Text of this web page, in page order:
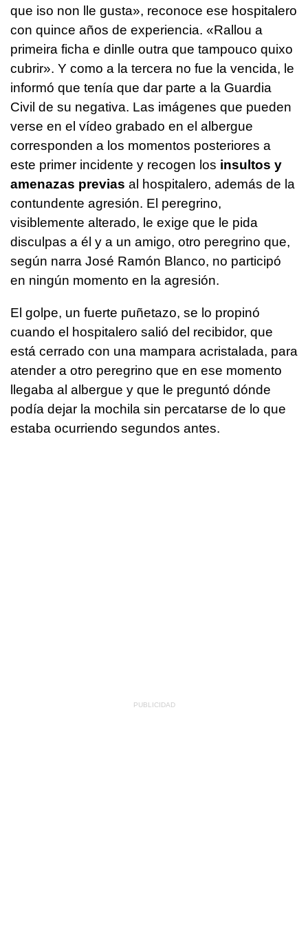
que iso non lle gusta», reconoce ese hospitalero
con quince años de experiencia. «Rallou a
primeira ficha e dinlle outra que tampouco quixo
cubrir». Y como a la tercera no fue la vencida, le
informó que tenía que dar parte a la Guardia
Civil de su negativa. Las imágenes que pueden
verse en el vídeo grabado en el albergue
corresponden a los momentos posteriores a
este primer incidente y recogen los insultos y
amenazas previas al hospitalero, además de la
contundente agresión. El peregrino,
visiblemente alterado, le exige que le pida
disculpas a él y a un amigo, otro peregrino que,
según narra José Ramón Blanco, no participó
en ningún momento en la agresión.
El golpe, un fuerte puñetazo, se lo propinó
cuando el hospitalero salió del recibidor, que
está cerrado con una mampara acristalada, para
atender a otro peregrino que en ese momento
llegaba al albergue y que le preguntó dónde
podía dejar la mochila sin percatarse de lo que
estaba ocurriendo segundos antes.